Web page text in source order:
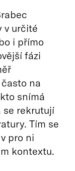
v určité
i přímo
fázi
na
snímá
se rekrutují
Tím se
pro ni
kontextu.